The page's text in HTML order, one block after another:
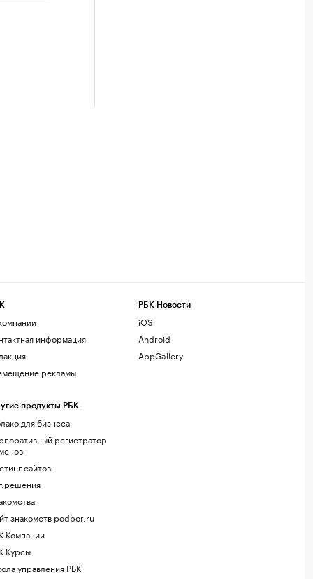
информация
рекламы
продукты РБК
для бизнеса
регистратор
сайтов
знакомств podbor.ru
Компании
Курсы
управления РБК
РБК Новости
iOS
Android
AppGallery